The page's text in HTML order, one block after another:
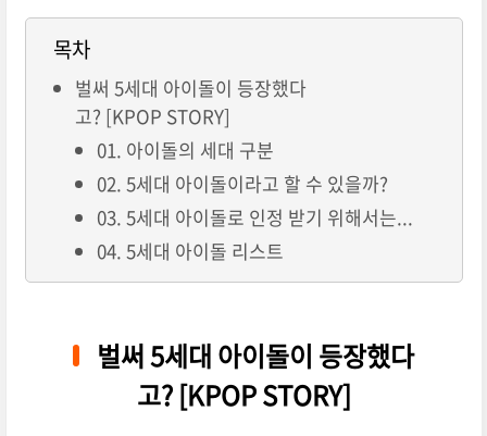
목차
벌써 5세대 아이돌이 등장했다
고? [KPOP STORY]
01. 아이돌의 세대 구분
02. 5세대 아이돌이라고 할 수 있을까?
03. 5세대 아이돌로 인정 받기 위해서는...
04. 5세대 아이돌 리스트
벌써 5세대 아이돌이 등장했다
고? [KPOP STORY]